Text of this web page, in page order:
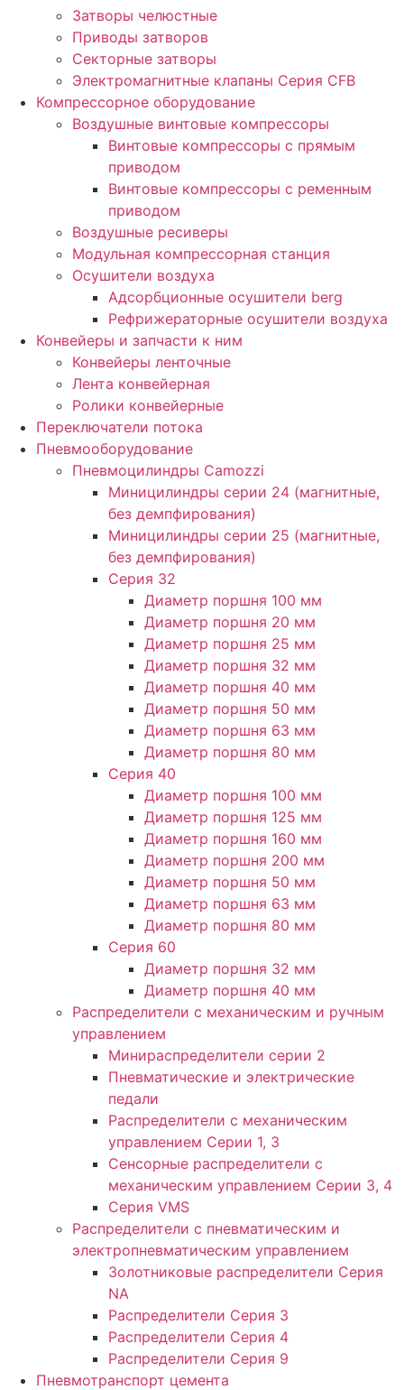
Затворы челюстные
Приводы затворов
Секторные затворы
Электромагнитные клапаны Серия CFB
Компрессорное оборудование
Воздушные винтовые компрессоры
Винтовые компрессоры с прямым
приводом
Винтовые компрессоры с ременным
приводом
Воздушные ресиверы
Модульная компрессорная станция
Осушители воздуха
Адсорбционные осушители berg
Рефрижераторные осушители воздуха
Конвейеры и запчасти к ним
Конвейеры ленточные
Лента конвейерная
Ролики конвейерные
Переключатели потока
Пневмооборудование
Пневмоцилиндры Camozzi
Миницилиндры серии 24 (магнитные,
без демпфирования)
Миницилиндры серии 25 (магнитные,
без демпфирования)
Серия 32
Диаметр поршня 100 мм
Диаметр поршня 20 мм
Диаметр поршня 25 мм
Диаметр поршня 32 мм
Диаметр поршня 40 мм
Диаметр поршня 50 мм
Диаметр поршня 63 мм
Диаметр поршня 80 мм
Серия 40
Диаметр поршня 100 мм
Диаметр поршня 125 мм
Диаметр поршня 160 мм
Диаметр поршня 200 мм
Диаметр поршня 50 мм
Диаметр поршня 63 мм
Диаметр поршня 80 мм
Серия 60
Диаметр поршня 32 мм
Диаметр поршня 40 мм
Распределители с механическим и ручным
управлением
Минираспределители серии 2
Пневматические и электрические
педали
Распределители с механическим
управлением Серии 1, 3
Сенсорные распределители с
механическим управлением Серии 3, 4
Серия VMS
Распределители с пневматическим и
электропневматическим управлением
Золотниковые распределители Серия
NA
Распределители Серия 3
Распределители Серия 4
Распределители Серия 9
Пневмотранспорт цемента